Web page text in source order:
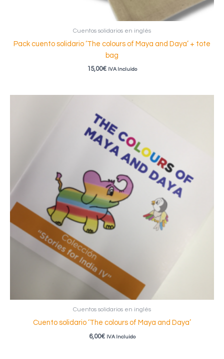
Cuentos solidarios en inglés
Pack cuento solidario ‘The colours of Maya and Daya’ + tote
bag
15,00€ IVA Incluido
Cuentos solidarios en inglés
Cuento solidario ‘The colours of Maya and Daya’
6,00€ IVA Incluido